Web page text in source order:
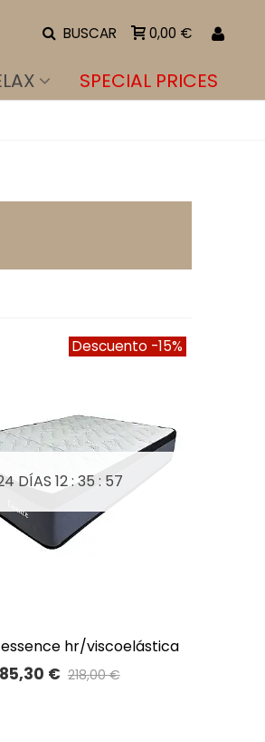
BUSCAR 0,00 €
SPECIAL PRICES
Descuento -15%
A LISTA DE DESEOS
DÍAS12 : 35 : 56
essence hr/viscoelástica
€ 218,00 €